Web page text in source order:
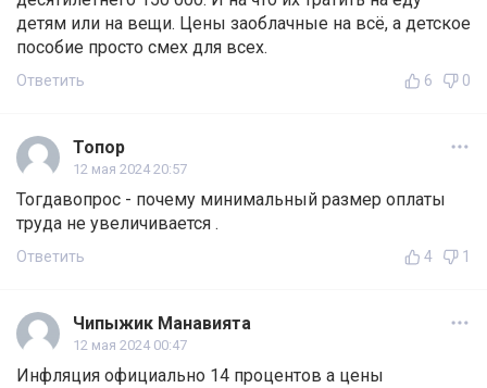
детям или на вещи. Цены заоблачные на всё, а детское
пособие просто смех для всех.
Ответить 6 0
Топор
12 мая 2024 20:57
Тогдавопрос - почему минимальный размер оплаты
труда не увеличивается .
Ответить 4 1
Чипыжик Манавията
12 мая 2024 00:47
Инфляция официально 14 процентов а цены